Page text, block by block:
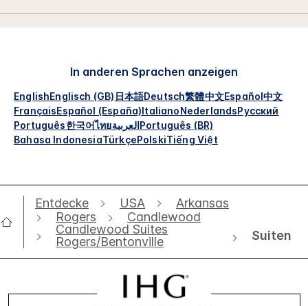
In anderen Sprachen anzeigen
EnglishEnglisch (GB) 日本語Deutsch繁體中文Español中文
FrançaisEspañol (España)ItalianoNederlandsРусский
Português한국어ไทยالعربيةPortuguês (BR)
Bahasa IndonesiaTürkçePolskiTiếng Việt
Entdecke USA
Arkansas
Rogers
Candlewood
Candlewood Suites
Rogers/Bentonville
Suiten